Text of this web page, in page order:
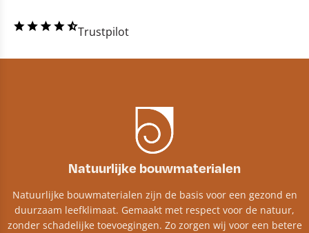
Trustpilot
Natuurlijke bouwmaterialen
Natuurlijke bouwmaterialen zijn de basis voor een gezond en
duurzaam leefklimaat. Gemaakt met respect voor de natuur,
zonder schadelijke toevoegingen. Zo zorgen wij voor een betere